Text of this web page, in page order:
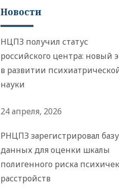
Новости
НЦПЗ получил статус
российского центра: новый
в развитии
науки
24 апреля, 2026
РНЦПЗ зарегистрировал базу
данных для оценки шкалы
полигенного риска
расстройств